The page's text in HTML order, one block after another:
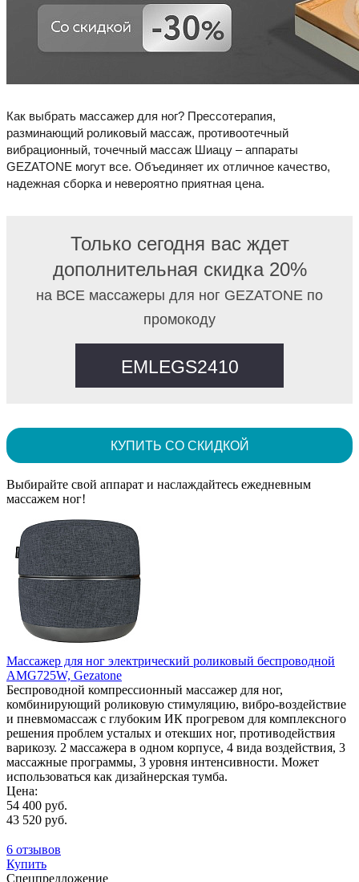
Как выбрать массажер для ног? Прессотерапия,
разминающий роликовый массаж, противоотечный
вибрационный, точечный массаж Шиацу – аппараты
GEZATONE могут все. Объединяет их отличное качество,
надежная сборка и невероятно приятная цена.
Только сегодня вас ждет
дополнительная скидка 20%
на ВСЕ массажеры для ног GEZATONE по
промокоду
EMLEGS2410
КУПИТЬ СО СКИДКОЙ
Выбирайте свой аппарат и наслаждайтесь ежедневным
массажем ног!
Массажер для ног электрический роликовый беспроводной
AMG725W, Gezatone
Беспроводной компрессионный массажер для ног,
комбинирующий роликовую стимуляцию, вибро-воздействие
и пневмомассаж с глубоким ИК прогревом для комплексного
решения проблем усталых и отекших ног, противодействия
варикозу. 2 массажера в одном корпусе, 4 вида воздействия, 3
массажные программы, 3 уровня интенсивности. Может
использоваться как дизайнерская тумба.
Цена:
54 400 руб.
43 520 руб.
6 отзывов
Купить
Спецпредложение